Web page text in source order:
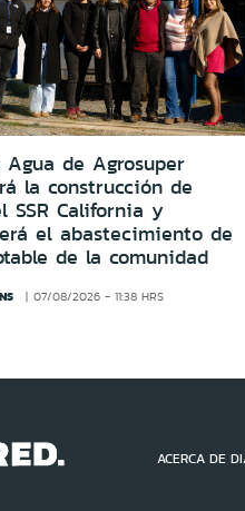
Agua de Agrosuper
la construcción de
SSR California y
el abastecimiento de
de la comunidad
07/08/2026 - 11:38 HRS
ACERCA DE